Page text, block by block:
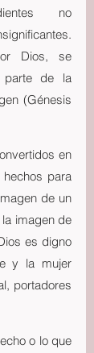
no
Dios, se
parte de la
(Génesis
para
de un
imagen de
es digno
y la mujer
portadores
o lo que